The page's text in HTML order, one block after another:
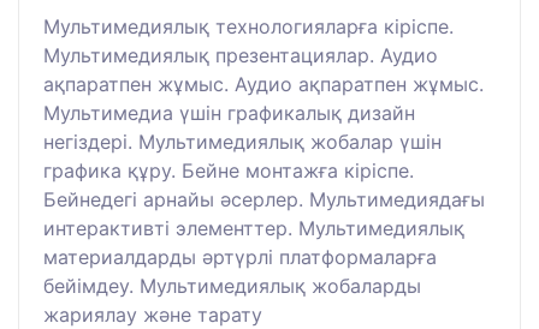
Мультимедиялық технологияларға кіріспе.
Мультимедиялық презентациялар. Аудио
ақпаратпен жұмыс. Аудио ақпаратпен жұмыс.
Мультимедиа үшін графикалық дизайн
негіздері. Мультимедиялық жобалар үшін
графика құру. Бейне монтажға кіріспе.
Бейнедегі арнайы әсерлер. Мультимедиядағы
интерактивті элементтер. Мультимедиялық
материалдарды әртүрлі платформаларға
бейімдеу. Мультимедиялық жобаларды
жариялау және тарату